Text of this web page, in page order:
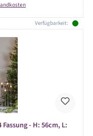
Verfügbarkeit:
- H: 56cm, L: